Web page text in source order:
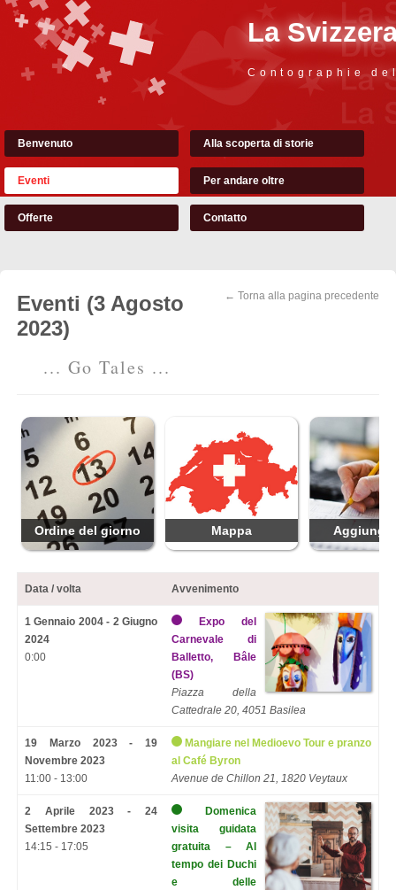
La
Contographie
Benvenuto Alla scoperta di storie
Eventi Per andare oltre
Offerte Contatto
← Torna alla pagina precedente
Eventi (3 Agosto
2023)
... Go Tales ...
Ordine del giorno Mappa Aggiungi
Data / volta Avvenimento
1 Gennaio 2004 - 2 Giugno
2024
0:00
Expo del
Carnevale di
Balletto, Bâle
(BS)
Piazza della
Cattedrale 20, 4051 Basilea
19 Marzo 2023 - 19
Novembre 2023
11:00 - 13:00
Mangiare nel Medioevo Tour e pranzo
al Café Byron
Avenue de Chillon 21, 1820 Veytaux
2 Aprile 2023 - 24
Settembre 2023
14:15 - 17:05
Domenica
visita guidata
gratuita – Al
tempo dei Duchi
e delle